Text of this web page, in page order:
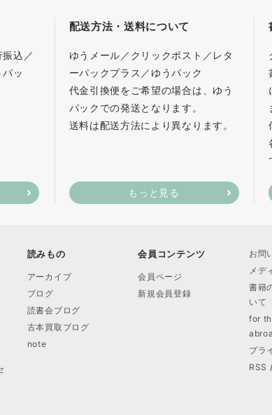
込／
ッ
配送方法・送料について
ゆうメール／クリックポスト／レタ
ーパックプラス／ゆうパック
代金引換便をご希望の場合は、ゆう
パックでの発送となります。
送料は配送方法により異なります。
もっと見る
読みもの
アーカイブ
ブログ
読書会ブログ
古本買取ブログ
note
会員コンテンツ
会員ページ
新規会員登録
お問
メデ
書籍
いて
for
プラ
RSS